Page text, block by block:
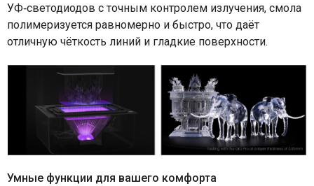
УФ‑светодиодов с точным контролем излучения, смола
полимеризуется равномерно и быстро, что даёт
отличную чёткость линий и гладкие поверхности.
Умные функции для вашего комфорта